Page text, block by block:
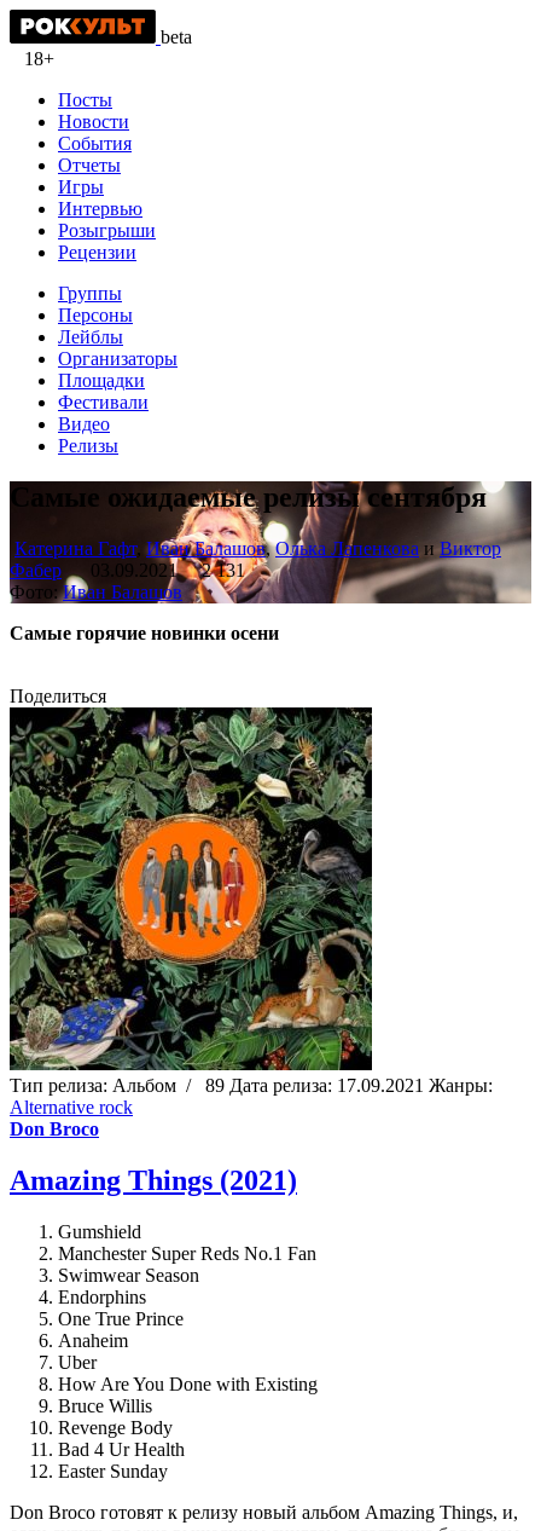
beta
18+
Посты
Новости
События
Отчеты
Игры
Интервью
Розыгрыши
Рецензии
Группы
Персоны
Лейблы
Организаторы
Площадки
Фестивали
Видео
Релизы
Самые ожидаемые релизы сентября
Катерина Гафт, Иван Балашов,Олька Лапенкова иВиктор
Фабер
03.09.2021
2 131
Фото:Иван Балашов
Самые горячие новинки осени
Поделиться
Тип релиза: Альбом / 89 Дата релиза: 17.09.2021 Жанры:
Alternative rock
Don Broco
Amazing Things (2021)
Gumshield
Manchester Super Reds No.1 Fan
Swimwear Season
Endorphins
One True Prince
Anaheim
Uber
How Are You Done with Existing
Bruce Willis
Revenge Body
Bad 4 Ur Health
Easter Sunday
Don Broco готовят к релизу новый альбом Amazing Things, и,